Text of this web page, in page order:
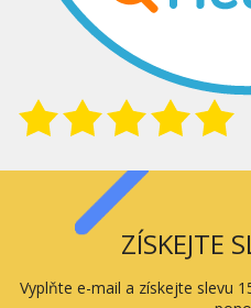
ZÍSKEJTE
Vyplňte e-mail a získejte slevu